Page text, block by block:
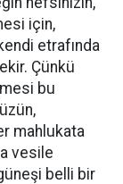
için,
etrafında
Çünkü
bu
mahlukata
vesile
belli bir